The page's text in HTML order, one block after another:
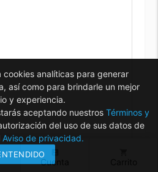
Cuenta
analíticas para generar
así como para brindarle un mejor
y experiencia.
aceptando nuestros Términos y
del uso de sus datos de
Aviso de privacidad.